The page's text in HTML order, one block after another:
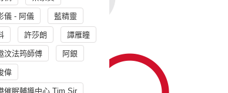
儀 - 阿儀 藍精靈
許莎朗 譚雁瞳
汶法筠師傅 阿銀
偉
催眠輔導中心 Tim Sir